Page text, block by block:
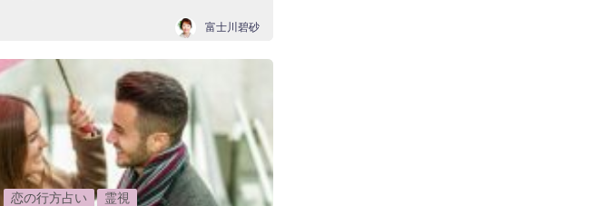
富士川碧砂
恋の行方占い
霊視